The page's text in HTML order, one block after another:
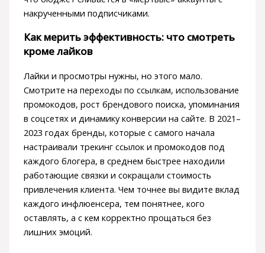
накрученными подписчиками.
Как мерить эффективность: что смотреть
кроме лайков
Лайки и просмотры нужны, но этого мало.
Смотрите на переходы по ссылкам, использование
промокодов, рост брендового поиска, упоминания
в соцсетях и динамику конверсии на сайте. В 2021–
2023 годах бренды, которые с самого начала
настраивали трекинг ссылок и промокодов под
каждого блогера, в среднем быстрее находили
работающие связки и сокращали стоимость
привлечения клиента. Чем точнее вы видите вклад
каждого инфлюенсера, тем понятнее, кого
оставлять, а с кем корректно прощаться без
лишних эмоций.